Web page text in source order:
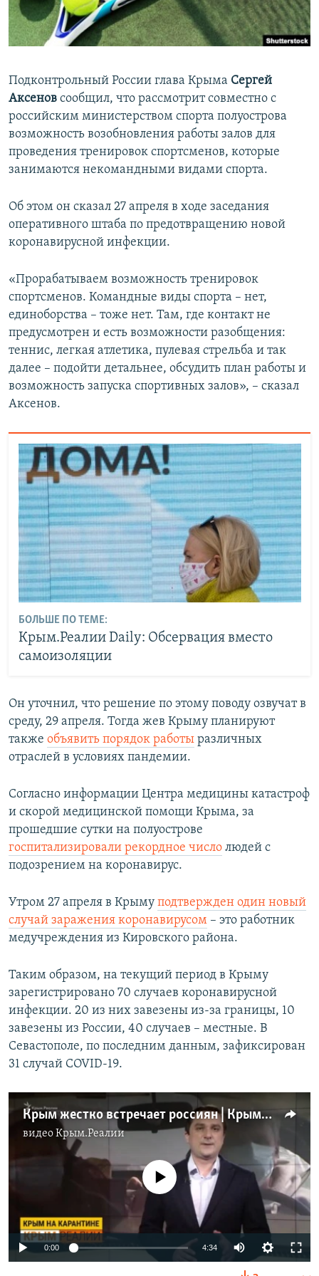
ПОБЕДИТЕЛЕЙ НЕ СУДЯТ?
КРЫМ.НЕПОКОРЕННЫЙ
УКРАИНСКАЯ ПРОБЛЕМА КРЫМА
ПРИСОЕДИНЯЙТЕСЬ!
Все сайты RFE/RL
Подконтрольный России глава Крыма Сергей
Аксенов сообщил, что рассмотрит совместно с
российским министерством спорта полуострова
возможность возобновления работы залов для
проведения тренировок спортсменов, которые
занимаются некомандными видами спорта.
Об этом он сказал 27 апреля в ходе заседания
оперативного штаба по предотвращению новой
коронавирусной инфекции.
«Прорабатываем возможность тренировок
спортсменов. Командные виды спорта – нет,
единоборства – тоже нет. Там, где контакт не
предусмотрен и есть возможности разобщения:
теннис, легкая атлетика, пулевая стрельба и так
далее – подойти детальнее, обсудить план работы и
возможность запуска спортивных залов», – сказал
Аксенов.
БОЛЬШЕ ПО ТЕМЕ:
Крым.Реалии Daily: Обсервация вместо
самоизоляции
Он уточнил, что решение по этому поводу озвучат в
среду, 29 апреля. Тогда жев Крыму планируют
также объявить порядок работы различных
отраслей в условиях пандемии.
Согласно информации Центра медицины катастроф
и скорой медицинской помощи Крыма, за
прошедшие сутки на полуострове
госпитализировали рекордное число людей с
подозрением на коронавирус.
Утром 27 апреля в Крыму подтвержден один новый
случай заражения коронавирусом – это работник
медучреждения из Кировского района.
Таким образом, на текущий период в Крыму
зарегистрировано 70 случаев коронавирусной
инфекции. 20 из них завезены из-за границы, 10
завезены из России, 40 случаев – местные. В
Севастополе, по последним данным, зафиксирован
31 случай COVID-19.
Крым жестко встречает россиян | Крым.Реалии ТВ (видео)
видеоКрым.Реалии
No media source currently available
0:00 4:34
270p